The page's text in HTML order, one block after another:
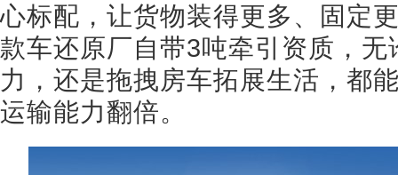
心标配，让货物装得更多、固定
款车还原厂自带3吨牵引资质，
力，还是拖拽房车拓展生活，都
运输能力翻倍。